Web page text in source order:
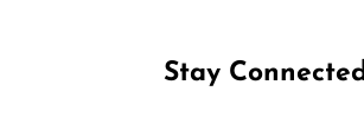
Stay Connected